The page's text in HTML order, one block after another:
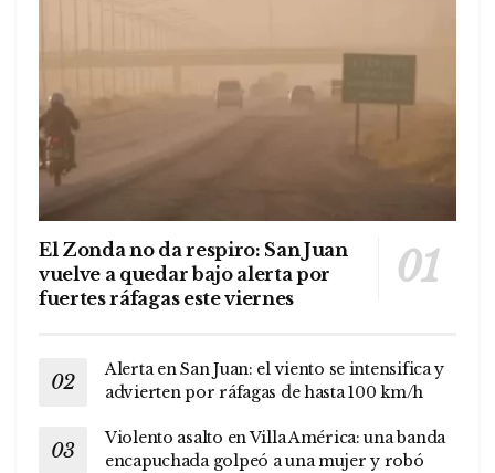
El Zonda no da respiro: San Juan
vuelve a quedar bajo alerta por
fuertes ráfagas este viernes
Alerta en San Juan: el viento se intensifica y
advierten por ráfagas de hasta 100 km/h
Violento asalto en Villa América: una banda
encapuchada golpeó a una mujer y robó